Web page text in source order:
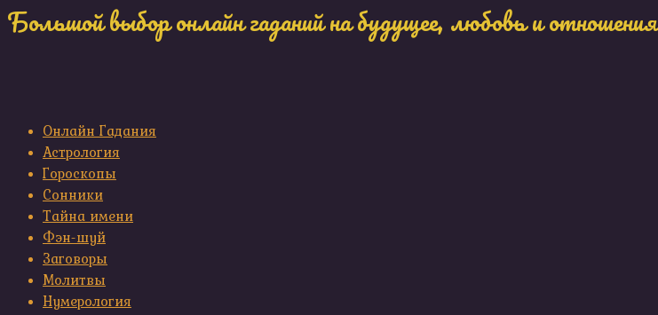
Большой выбор онлайн гаданий на будущее, любовь и отношения
Онлайн Гадания
Астрология
Гороскопы
Сонники
Тайна имени
Фэн-шуй
Заговоры
Молитвы
Нумерология